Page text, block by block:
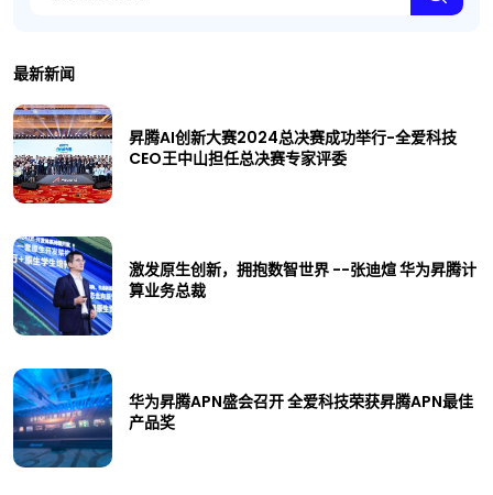
最新新闻
昇腾AI创新大赛2024总决赛成功举行-全爱科技
CEO王中山担任总决赛专家评委
激发原生创新，拥抱数智世界 --张迪煊 华为昇腾计
算业务总裁
华为昇腾APN盛会召开 全爱科技荣获昇腾APN最佳
产品奖